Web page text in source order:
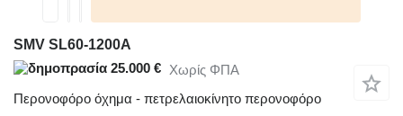
SMV SL60-1200A
25.000 € Χωρίς ΦΠΑ
Περονοφόρο όχημα - πετρελαιοκίνητο περονοφόρο